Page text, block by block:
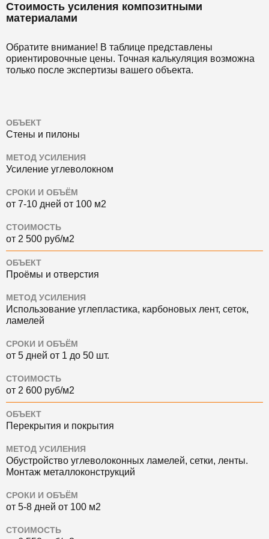
Стоимость усиления композитными
материалами
Обратите внимание! В таблице представлены
ориентировочные цены. Точная калькуляция возможна
только после экспертизы вашего объекта.
ОБЪЕКТ
Стены и пилоны
МЕТОД УСИЛЕНИЯ
Усиление углеволокном
СРОКИ И ОБЪЁМ
от 7-10 дней от 100 м2
СТОИМОСТЬ
от 2 500 руб/м2
ОБЪЕКТ
Проёмы и отверстия
МЕТОД УСИЛЕНИЯ
Использование углепластика, карбоновых лент, сеток,
ламелей
СРОКИ И ОБЪЁМ
от 5 дней от 1 до 50 шт.
СТОИМОСТЬ
от 2 600 руб/м2
ОБЪЕКТ
Перекрытия и покрытия
МЕТОД УСИЛЕНИЯ
Обустройство углеволоконных ламелей, сетки, ленты.
Монтаж металлоконструкций
СРОКИ И ОБЪЁМ
от 5-8 дней от 100 м2
СТОИМОСТЬ